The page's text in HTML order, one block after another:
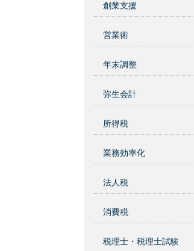
創業支援
営業術
年末調整
弥生会計
所得税
業務効率化
法人税
消費税
税理士・税理士試験